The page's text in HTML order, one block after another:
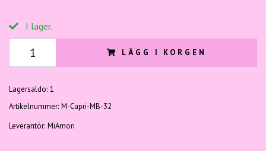
I lager.
LÄGG I KORGEN
Lagersaldo: 1
Artikelnummer: M-Capri-MB-32
Leverantör: MiAmori